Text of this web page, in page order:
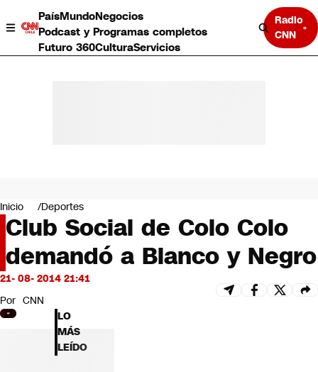
PaísMundoNegocios
Podcast y Programas completos
Futuro 360CulturaServicios
Radio
CNN
Negocios
Deportes
Programas completos
Cultura
Servicios
Bits
CNN Data
CNN tiempo
Futuro 360
Inicio Deportes
Club Social de Colo Colo
demandó a Blanco y Negro
21- 08- 2014 21:41
Por CNN
LO
MÁS
LEÍDO